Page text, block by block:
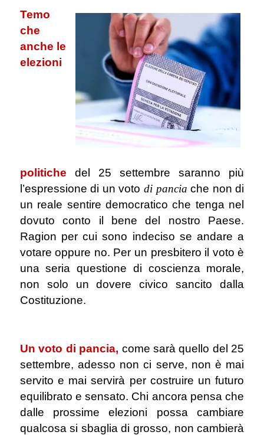
Temo
che
anche le
elezioni
politiche
del 25 settembre saranno più
l’espressione di un voto di pancia che non di
un reale sentire democratico che tenga nel
dovuto conto il bene del nostro Paese.
Ragion per cui sono indeciso se andare a
votare oppure no. Per un presbitero il voto è
una seria questione di coscienza morale,
non solo un dovere civico sancito dalla
Costituzione.
Un voto di pancia, come sarà quello del 25
settembre, adesso non ci serve, non è mai
servito e mai servirà per costruire un futuro
equilibrato e sensato. Chi ancora pensa che
dalle prossime elezioni possa cambiare
qualcosa si sbaglia di grosso, non cambierà